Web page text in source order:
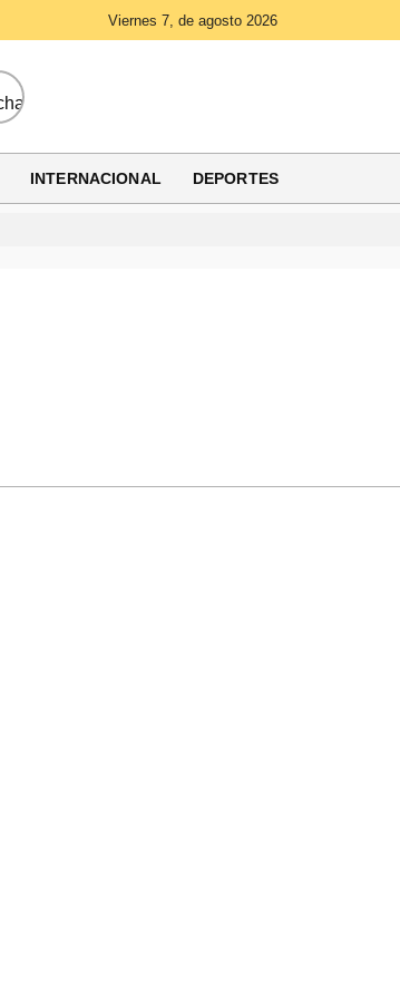
Viernes 7, de agosto 2026
INTERNACIONAL DEPORTES